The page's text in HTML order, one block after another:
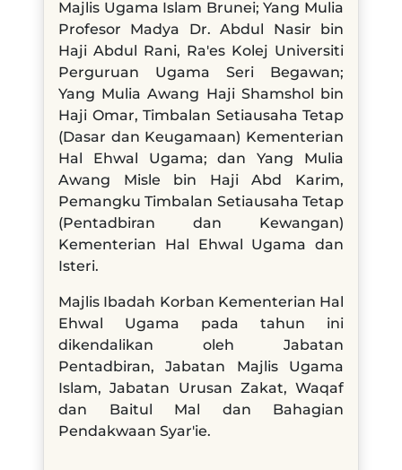
Majlis Ugama Islam Brunei; Yang Mulia
Profesor Madya Dr. Abdul Nasir bin
Haji Abdul Rani, Ra'es Kolej Universiti
Perguruan Ugama Seri Begawan;
Yang Mulia Awang Haji Shamshol bin
Haji Omar, Timbalan Setiausaha Tetap
(Dasar dan Keugamaan) Kementerian
Hal Ehwal Ugama; dan Yang Mulia
Awang Misle bin Haji Abd Karim,
Pemangku Timbalan Setiausaha Tetap
(Pentadbiran dan Kewangan)
Kementerian Hal Ehwal Ugama dan
Isteri.
Majlis Ibadah Korban Kementerian Hal
Ehwal Ugama pada tahun ini
dikendalikan oleh Jabatan
Pentadbiran, Jabatan Majlis Ugama
Islam, Jabatan Urusan Zakat, Waqaf
dan Baitul Mal dan Bahagian
Pendakwaan Syar'ie.​